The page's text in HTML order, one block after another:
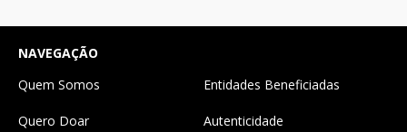
NAVEGAÇÃO
Quem Somos
Entidades Beneficiadas
Quero Doar Autenticidade